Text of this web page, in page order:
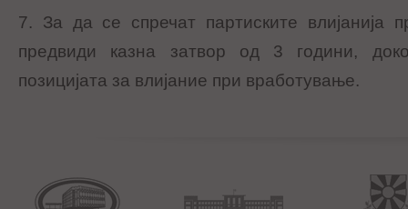
7. За да се спречат партиските влијанија
предвиди казна затвор од 3 години,
позицијата за влијание при вработување.